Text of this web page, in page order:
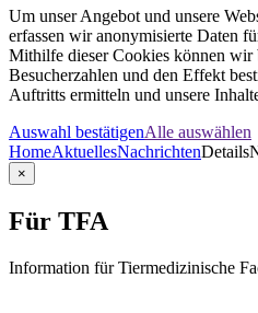
Um unser Angebot und unsere
erfassen wir anonymisierte Daten
Mithilfe dieser Cookies können wir
Besucherzahlen und den Effekt
Auftritts ermitteln und unsere
Auswahl bestätigenAlle auswählen
HomeAktuellesNachrichtenDetails
×
Für TFA
Information für Tiermedizinische